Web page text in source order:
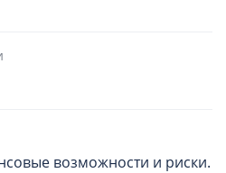
возможности и риски.